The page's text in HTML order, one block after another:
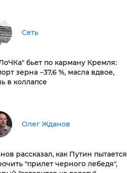
Сеть
бьет по карману Кремля:
зерна −37,6 %, масла вдвое,
в коллапсе
Олег Жданов
рассказал, как Путин пытается
"прилет черного лебедя",